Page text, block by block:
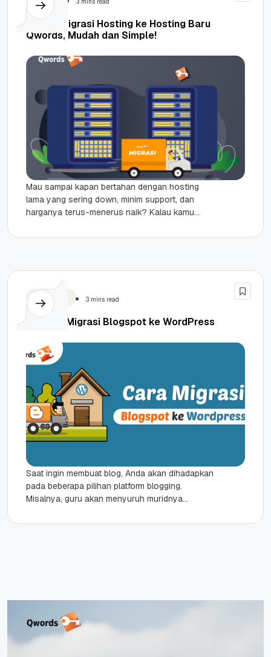
Syarat Migrasi Hosting ke Hosting Baru
Qwords, Mudah dan Simple!
Mau sampai kapan bertahan dengan hosting
lama yang sering down, minim support, dan
harganya terus-menerus naik? Kalau kamu
WordPress 3 mins read
Tutorial Migrasi Blogspot ke WordPress
Saat ingin membuat blog, Anda akan dihadapkan
pada beberapa pilihan platform blogging.
Misalnya, guru akan menyuruh muridnya
Google yakni...